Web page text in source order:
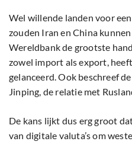
Wel willende landen voor
zouden Iran en China
Wereldbank de grootste
zowel import als export,
gelanceerd. Ook beschreef
Jinping, de relatie met
De kans lijkt dus erg groot
van digitale valuta’s om